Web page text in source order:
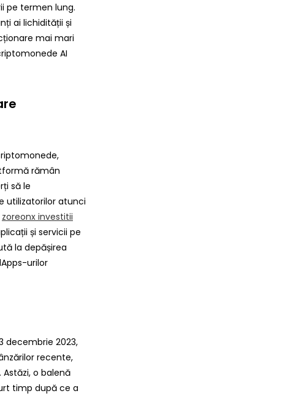
pe termen lung.
ai lichidității și
mai mari
AI
rămân
să le
utilizatorilor atunci
zoreonx investitii
și servicii pe
la depășirea
urilor
decembrie 2023,
recente,
o balenă
timp după ce a